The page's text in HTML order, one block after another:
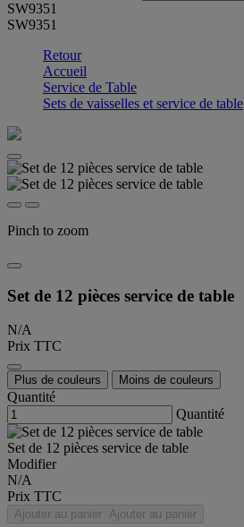
SW9351
SW9351
Retour
Accueil
Service de Table
Sets de vaisselles et service de table
Pinch to zoom
Set de 12 pièces service de table
N/A
Prix TTC
Plus de couleurs Moins de couleurs
Quantité
Quantité
Set de 12 pièces service de table
Modifier
N/A
Prix TTC
Ajouter au panier Ajouter au panier